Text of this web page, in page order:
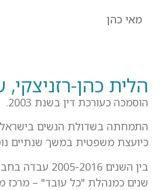
מאי כהן
הלית כהן-
הוסמכה כעורכת דין בשנת 2003.
התמחתה בשדולת הנשים
כיועצת משפטית במשך שנתיים
בין השנים 2005-
שנים כמנהלת "כל עובד" – מרכז